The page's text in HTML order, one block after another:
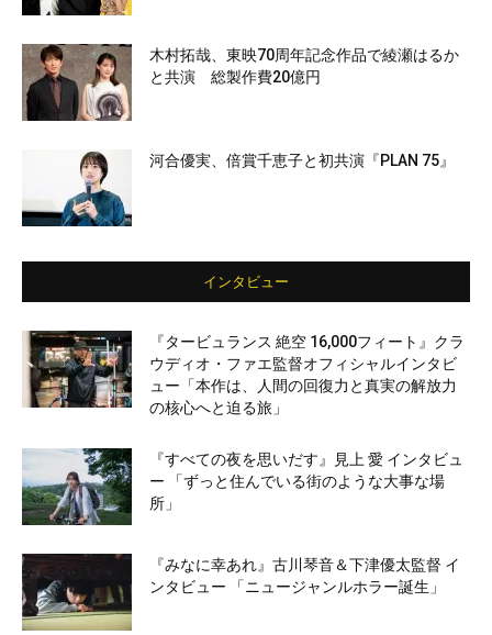
木村拓哉、東映70周年記念作品で綾瀬はるか
と共演 総製作費20億円
河合優実、倍賞千恵子と初共演『PLAN 75』
インタビュー
『タービュランス 絶空 16,000フィート』クラ
ウディオ・ファエ監督オフィシャルインタビ
ュー「本作は、人間の回復力と真実の解放力
の核心へと迫る旅」
『すべての夜を思いだす』見上 愛 インタビュ
ー 「ずっと住んでいる街のような大事な場
所」
『みなに幸あれ』古川琴音＆下津優太監督 イ
ンタビュー 「ニュージャンルホラー誕生」